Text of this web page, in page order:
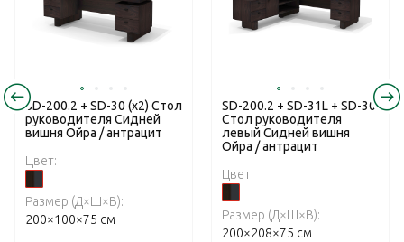
SD-200.2 + SD-30 (х2) Стол
руководителя Сидней
вишня Ойра / антрацит
Цвет:
Размер (Д×Ш×В):
200×100×75 см
SD-200.2 + SD-31L + SD-30
Стол руководителя
левый Сидней вишня
Ойра / антрацит
Цвет:
Размер (Д×Ш×В):
200×208×75 см